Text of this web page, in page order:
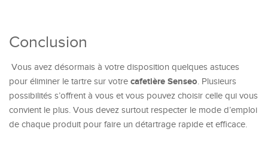
Conclusion
Vous avez désormais à votre disposition quelques astuces
pour éliminer le tartre sur votre cafetière Senseo. Plusieurs
possibilités s’offrent à vous et vous pouvez choisir celle qui vous
convient le plus. Vous devez surtout respecter le mode d’emploi
de chaque produit pour faire un détartrage rapide et efficace.